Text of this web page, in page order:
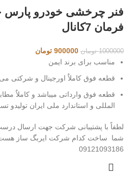
فنر چرخشی خودرو پارس
فرمان 7کانال
1000000 تومان قیمت
اصلی
بود.
900000 تومان
است.
مناسب برای برند ایمن
قطعه فوق کاملاٌ اورجینال و شرکتی می
قطعه فوق وارداتی میباشد و کاملاٌ
المللی و استاندارد ملی ایران
لطفاً با پشتیبانی شرکت جهت ارسال
شما ساخت کدام شرکت ایربگ ساز هست
09121093186